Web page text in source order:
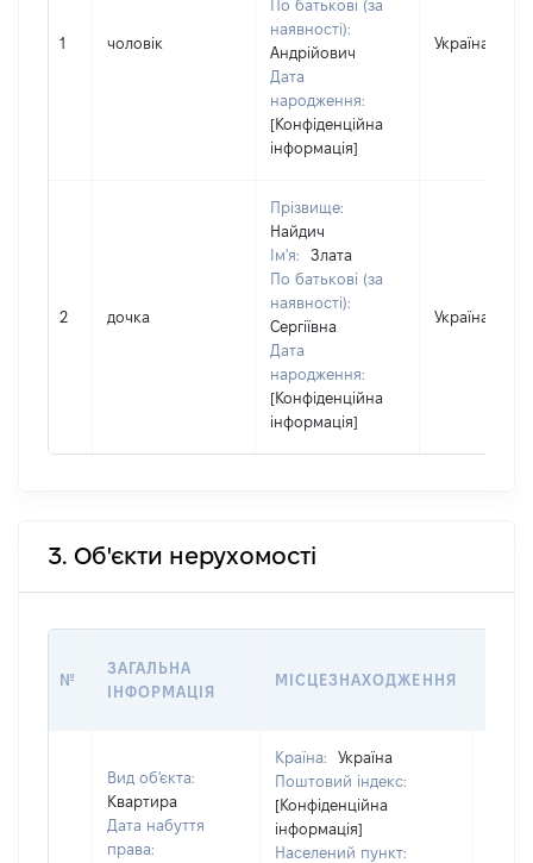
1 чоловік
По батькові (за
наявності):
Андрійович
Дата
народження:
[Конфіденційна
інформація]
Україна
2 дочка
Прізвище:
Найдич
Ім'я:
Злата
По батькові (за
наявності):
Сергіївна
Дата
народження:
[Конфіденційна
інформація]
Україна
3. Об'єкти нерухомості
№
ЗАГАЛЬНА
ІНФОРМАЦІЯ
МІСЦЕЗНАХОДЖЕННЯ
Вид об'єкта:
Квартира
Дата набуття
права:
Країна:
Україна
Поштовий індекс:
[Конфіденційна
інформація]
Населений пункт: